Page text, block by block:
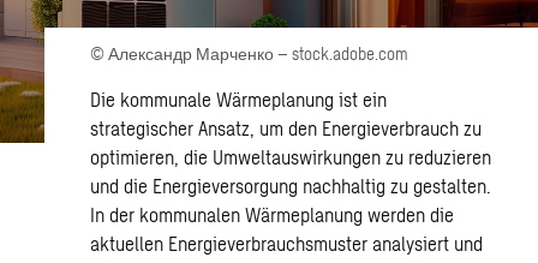
© Александр Марченко – stock.adobe.com
Die kommunale Wärmeplanung ist ein
strategischer Ansatz, um den Energieverbrauch zu
optimieren, die Umweltauswirkungen zu reduzieren
und die Energieversorgung nachhaltig zu gestalten.
In der kommunalen Wärmeplanung werden die
aktuellen Energieverbrauchsmuster analysiert und